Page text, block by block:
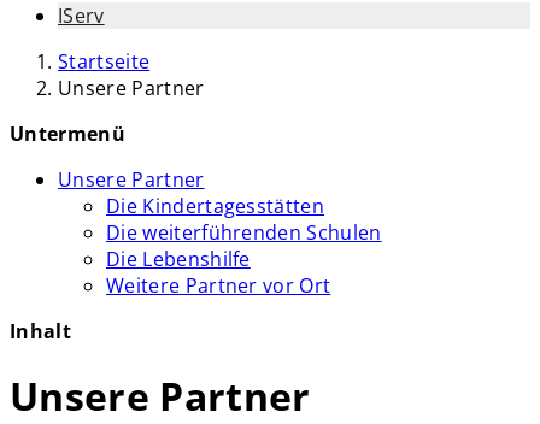
IServ
Startseite
Unsere Partner
Untermenü
Unsere Partner
Die Kindertagesstätten
Die weiterführenden Schulen
Die Lebenshilfe
Weitere Partner vor Ort
Inhalt
Unsere Partner